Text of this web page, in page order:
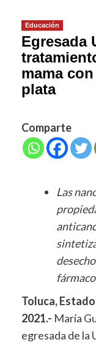
Educación
Egresada
mama
plata
Comparte
Las
Toluca,
2021.- María
egresada de la